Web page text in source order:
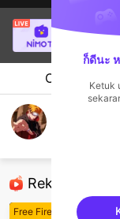
League
Chat
Rekomendasi
Free Fire
ก็ดีนะ
Ketuk